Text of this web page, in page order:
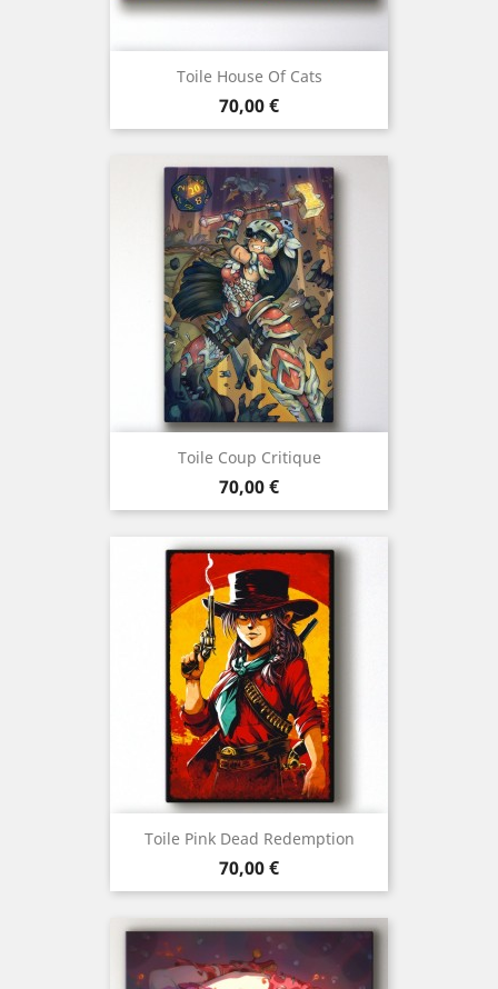
Toile House Of Cats
Prix
70,00 €
Toile Coup Critique
Prix
70,00 €
Toile Pink Dead Redemption
Prix
70,00 €